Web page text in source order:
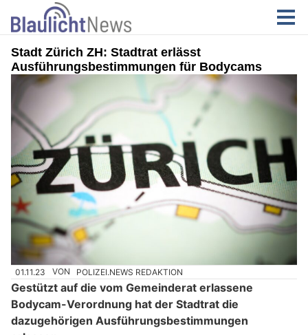
Stadt Zürich ZH: Stadtrat erlässt
Ausführungsbestimmungen für Bodycams
01.11.23 VON POLIZEI.NEWS REDAKTION
Gestützt auf die vom Gemeinderat erlassene
Bodycam-Verordnung hat der Stadtrat die
dazugehörigen Ausführungsbestimmungen